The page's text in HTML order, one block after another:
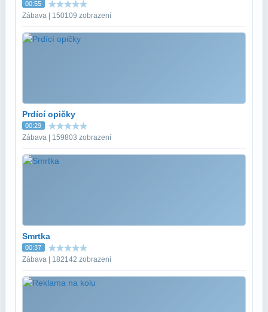
00:55
Zábava | 150109 zobrazení
Prdící opičky
00:29
Zábava | 159803 zobrazení
Smrtka
00:37
Zábava | 182142 zobrazení